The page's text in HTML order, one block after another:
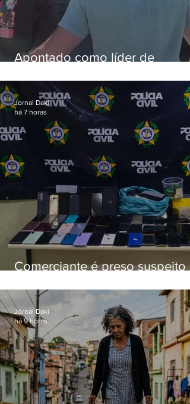
Apontado como líder de
aposentados é preso
Comerciante é preso suspeito
loja
Jornal Daki
há 7 horas
Jornal Daki
há 9 horas